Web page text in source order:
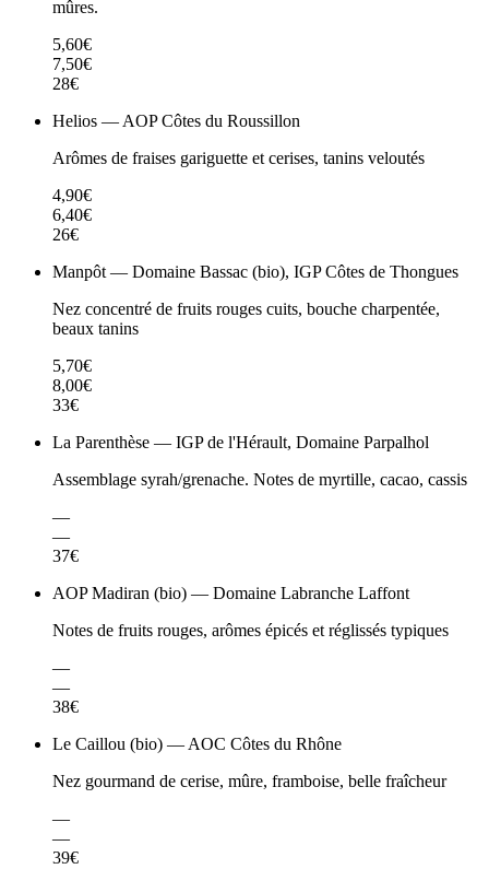
mûres.
5,60€
7,50€
28€
Helios — AOP Côtes du Roussillon
Arômes de fraises gariguette et cerises, tanins veloutés
4,90€
6,40€
26€
Manpôt — Domaine Bassac (bio), IGP Côtes de Thongues
Nez concentré de fruits rouges cuits, bouche charpentée,
beaux tanins
5,70€
8,00€
33€
La Parenthèse — IGP de l'Hérault, Domaine Parpalhol
Assemblage syrah/grenache. Notes de myrtille, cacao, cassis
—
—
37€
AOP Madiran (bio) — Domaine Labranche Laffont
Notes de fruits rouges, arômes épicés et réglissés typiques
—
—
38€
Le Caillou (bio) — AOC Côtes du Rhône
Nez gourmand de cerise, mûre, framboise, belle fraîcheur
—
—
39€